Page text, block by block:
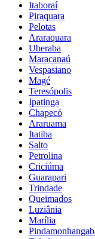
Itaboraí
Piraquara
Pelotas
Araraquara
Uberaba
Maracanaú
Vespasiano
Magé
Teresópolis
Ipatinga
Chapecó
Araruama
Itatiba
Salto
Petrolina
Criciúma
Guarapari
Trindade
Queimados
Luziânia
Marília